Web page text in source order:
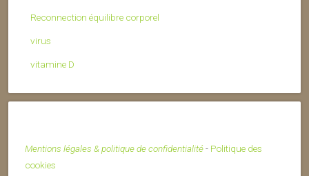
Reconnection équilibre corporel
virus
vitamine D
Mentions légales & politique de confidentialité- Politique des
cookies